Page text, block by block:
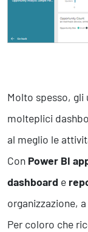
Risk Management
Sistemi di
Assistenza
Sicurezza
Molto spesso, gli
molteplici
al meglio le
Con Power BI
dashboard e
organizzazione,
Per coloro che